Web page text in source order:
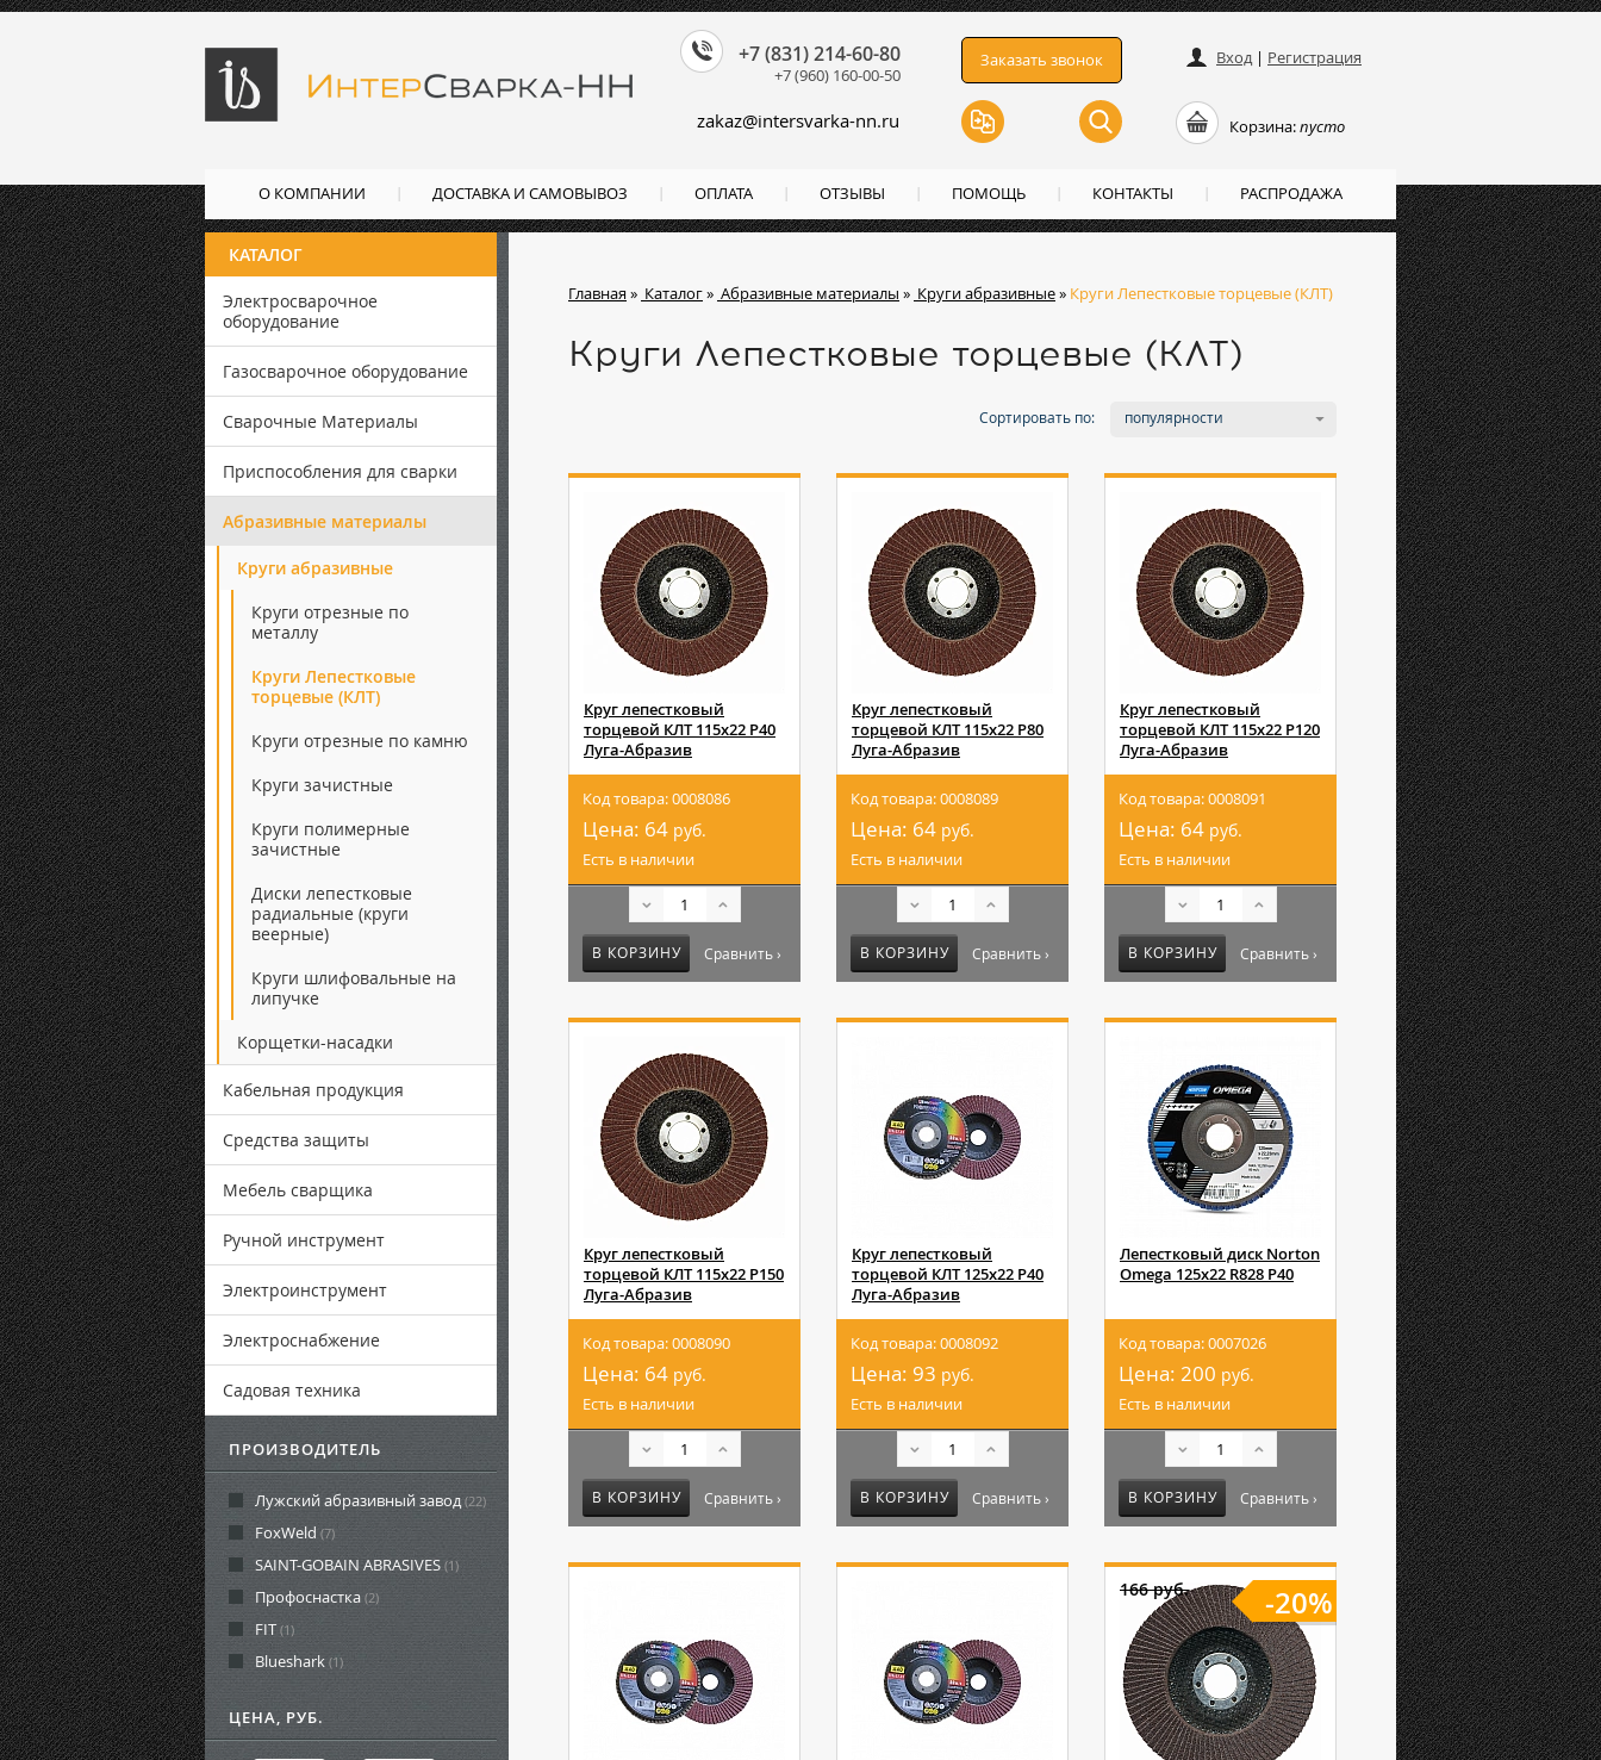
Главная» Каталог» Абразивные материалы » Круги абразивные» Круги Лепестковые торцевые (КЛТ)
Круги Лепестковые торцевые (КЛТ)
Сортировать по: популярности
Круг лепестковый
торцевой КЛТ 115х22 Р40
Луга-Абразив
Код товара: 0008086
Цена: 64 руб.
Есть в наличии
В КОРЗИНУ Сравнить ›
Круг лепестковый
торцевой КЛТ 115х22 Р80
Луга-Абразив
Код товара: 0008089
Цена: 64 руб.
Есть в наличии
В КОРЗИНУ Сравнить ›
Круг лепестковый
торцевой КЛТ 115х22 Р120
Луга-Абразив
Код товара: 0008091
Цена: 64 руб.
Есть в наличии
В КОРЗИНУ Сравнить ›
Круг лепестковый
торцевой КЛТ 115х22 Р150
Луга-Абразив
Код товара: 0008090
Цена: 64 руб.
Есть в наличии
В КОРЗИНУ Сравнить ›
Круг лепестковый
торцевой КЛТ 125х22 Р40
Луга-Абразив
Код товара: 0008092
Цена: 93 руб.
Есть в наличии
В КОРЗИНУ Сравнить ›
Лепестковый диск Norton
Omega 125x22 R828 P40
Код товара: 0007026
Цена: 200 руб.
Есть в наличии
В КОРЗИНУ Сравнить ›
-20%
166 руб.
КАТАЛОГ
Электросварочное
оборудование
Газосварочное оборудование
Сварочные Материалы
Приспособления для сварки
Абразивные материалы
Круги абразивные
Круги отрезные по
металлу
Круги Лепестковые
торцевые (КЛТ)
Круги отрезные по камню
Круги зачистные
Круги полимерные
зачистные
Диски лепестковые
радиальные (круги
веерные)
Круги шлифовальные на
липучке
Корщетки-насадки
Кабельная продукция
Средства защиты
Мебель сварщика
Ручной инструмент
Электроинструмент
Электроснабжение
Садовая техника
ПРОИЗВОДИТЕЛЬ
Лужский абразивный завод (22)
FoxWeld (7)
SAINT-GOBAIN ABRASIVES (1)
Профоснастка (2)
FIT (1)
Blueshark (1)
ЦЕНА, РУБ.
Вход| Регистрация
Корзина:пусто
Заказать звонок
zakaz@intersvarka-nn.ru
+7 (831) 214-60-80
+7 (960) 160-00-50
О КОМПАНИИ ДОСТАВКА И САМОВЫВОЗ ОПЛАТА ОТЗЫВЫ ПОМОЩЬ КОНТАКТЫ РАСПРОДАЖА